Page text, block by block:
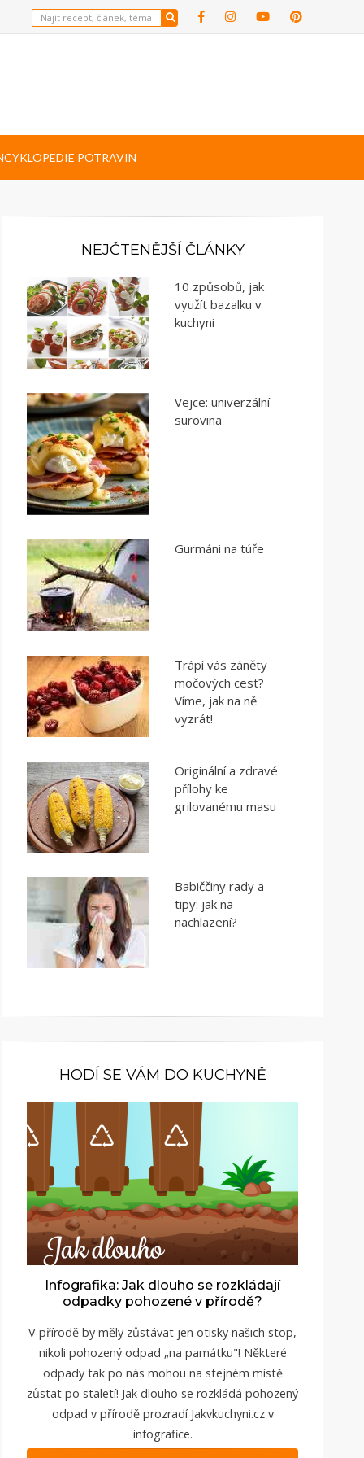
POTRAVIN
NEJČTENĚJŠÍ ČLÁNKY
10 způsobů, jak
využít bazalku v
kuchyni
Vejce: univerzální
surovina
Gurmáni na túře
Trápí vás záněty
močových cest?
Víme, jak na ně
vyzrát!
Originální a zdravé
přílohy ke
grilovanému masu
Babiččiny rady a
tipy: jak na
nachlazení?
HODÍ SE VÁM DO KUCHYNĚ
Infografika: Jak dlouho se rozkládají
odpadky pohozené v přírodě?
V přírodě by měly zůstávat jen otisky našich stop,
nikoli pohozený odpad „na památku"! Některé
odpady tak po nás mohou na stejném místě
zůstat po staletí! Jak dlouho se rozkládá pohozený
odpad v přírodě prozradí Jakvkuchyni.cz v
infografice.